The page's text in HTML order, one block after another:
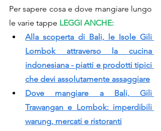
Per sapere cosa e dove mangiare lungo
le varie tappe LEGGI ANCHE:
Alla scoperta di Bali, le Isole Gili
Lombok attraverso la cucina
indonesiana - piatti e prodotti tipici
che devi assolutamente assaggiare
Dove mangiare a Bali, Gili
Trawangan e Lombok: imperdibili
warung, mercati e ristoranti